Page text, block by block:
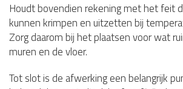
Houdt bovendien rekening met het feit
kunnen krimpen en uitzetten bij
Zorg daarom bij het plaatsen voor wat
muren en de vloer.
Tot slot is de afwerking een belangrijk